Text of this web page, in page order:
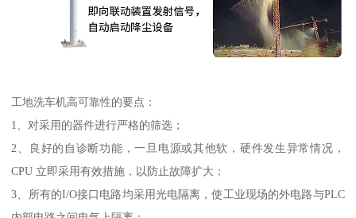
工地洗车机高可靠性的要点：
1、对采用的器件进行严格的筛选；
2、良好的自诊断功能，一旦电源或其他软，硬件发生异常情况，
CPU 立即采用有效措施，以防止故障扩大；
3、所有的I/O接口电路均采用光电隔离，使工业现场的外电路与PLC